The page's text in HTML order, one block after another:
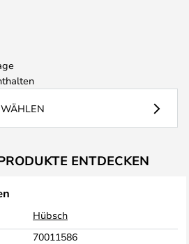
ENTDECKEN
Hübsch
70011586